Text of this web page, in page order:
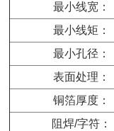
最小线宽：
最小线矩：
最小孔径：
表面处理：
铜箔厚度：
阻焊/字符：